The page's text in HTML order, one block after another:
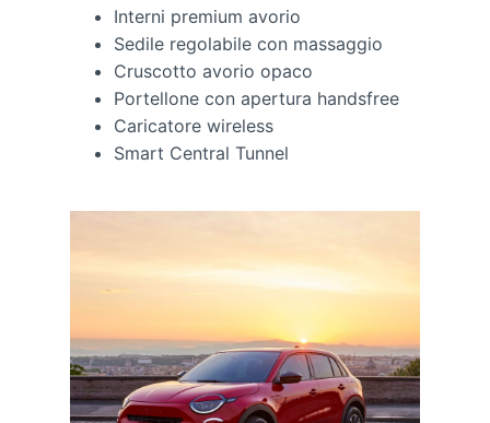
Interni premium avorio
Sedile regolabile con massaggio
Cruscotto avorio opaco
Portellone con apertura handsfree
Caricatore wireless
Smart Central Tunnel